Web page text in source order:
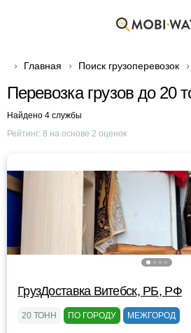
Главная Поиск грузоперевозок
Перевозка грузов до 20
Найдено 4 службы
Рейтинг: 8 на основе 2 оценок
ГрузДоставка Витебск, РБ, РФ
20 ТОНН ПО ГОРОДУ МЕЖГОРОД